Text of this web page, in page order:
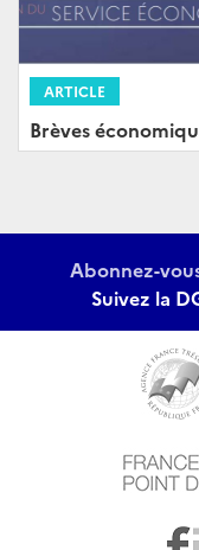
ARTICLE
Brèves
Abonnez-
Suivez la